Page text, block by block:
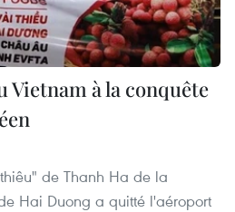
Vietnam à la conquête
de Thanh Ha de la
Hai Duong a quitté l'aéroport